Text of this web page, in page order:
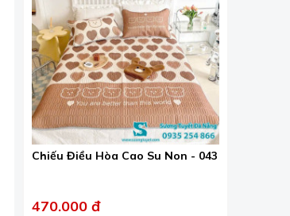
Chiếu Điều Hòa Cao Su Non - 043
470.000 đ